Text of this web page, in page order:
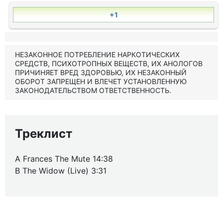
+1
НЕЗАКОННОЕ ПОТРЕБЛЕНИЕ НАРКОТИЧЕСКИХ
СРЕДСТВ, ПСИХОТРОПНЫХ ВЕЩЕСТВ, ИХ АНОЛОГОВ
ПРИЧИНЯЕТ ВРЕД ЗДОРОВЬЮ, ИХ НЕЗАКОННЫЙ
ОБОРОТ ЗАПРЕЩЕН И ВЛЕЧЕТ УСТАНОВЛЕННУЮ
ЗАКОНОДАТЕЛЬСТВОМ ОТВЕТСТВЕННОСТЬ.
Треклист
A Frances The Mute 14:38
B The Widow (Live) 3:31